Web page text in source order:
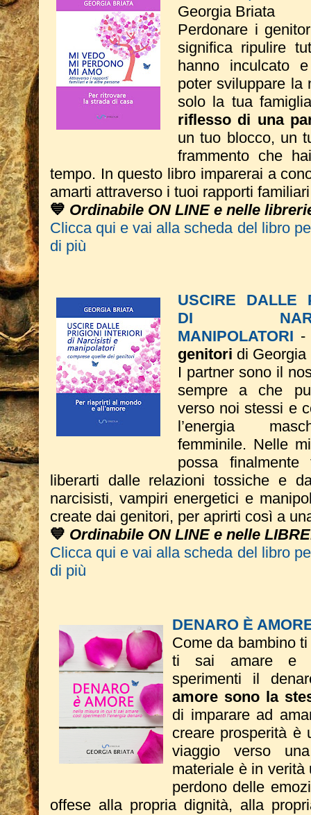
Georgia Briata
Perdonare i
significa ripulire
hanno inculcato
poter sviluppare
solo la tua
riflesso di una
un tuo blocco, un
frammento che
tempo. In questo libro imparerai a
amarti attraverso i tuoi rapporti
💙 Ordinabile ON LINE e nelle
Clicca qui e vai alla scheda del libro
di più
USCIRE DALLE
DI
MANIPOLATORI
genitori di Georgia
I partner sono il
sempre a che
verso noi stessi e
l’energia
femminile. Nelle
possa
liberarti dalle relazioni tossiche e
narcisisti, vampiri energetici e
create dai genitori, per aprirti così a
💙 Ordinabile ON LINE e nelle
Clicca qui e vai alla scheda del libro
di più
DENARO È
Come da bambino
ti sai amare e
sperimenti il
amore sono la
di imparare ad
creare prosperità è
viaggio verso
materiale è in verità
perdono delle
offese alla propria dignità, alla